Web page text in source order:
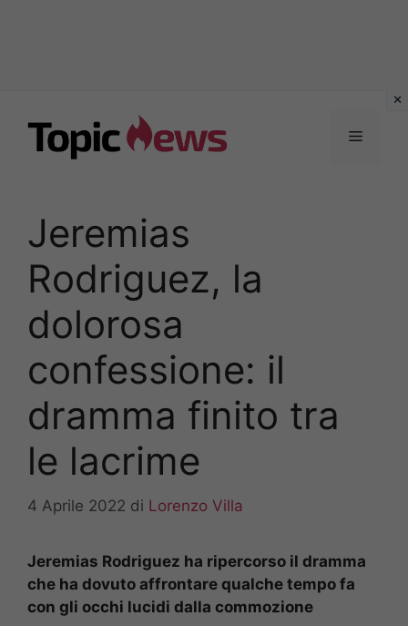
contenuto
Menu
Jeremias
Rodriguez, la
dolorosa
confessione: il
dramma finito tra
le lacrime
4 Aprile 2022 di Lorenzo Villa
Jeremias Rodriguez ha ripercorso il dramma
che ha dovuto affrontare qualche tempo fa
con gli occhi lucidi dalla commozione